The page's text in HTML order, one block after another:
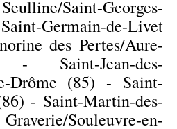
Saint-Georges-
Saint-Germain-de-Livet
des Pertes/Aure-
- Saint-Jean-des-
Drôme (85) - Saint-
- Saint-Martin-des-
Souleuvre-en-